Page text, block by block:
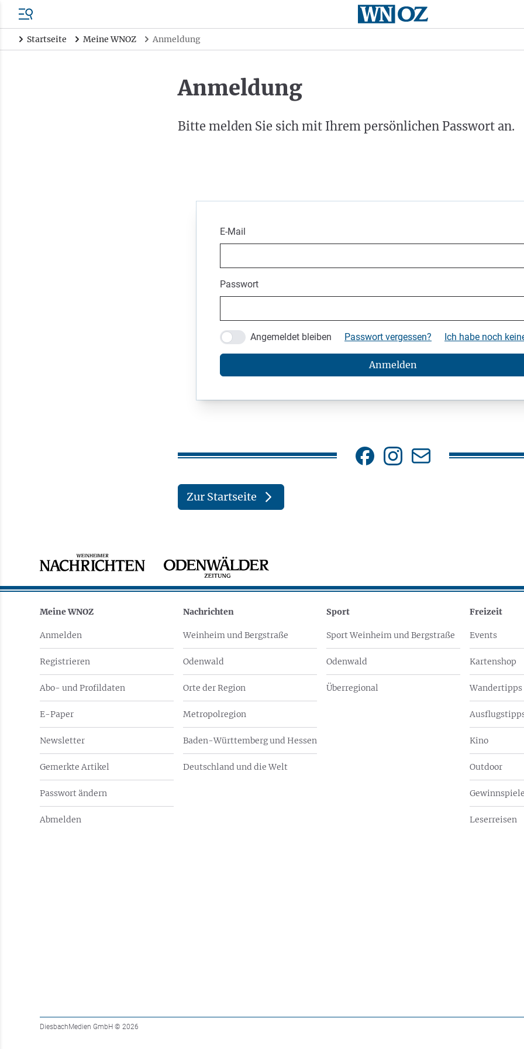
Startseite Meine WNOZ Anmeldung
Anmeldung
Bitte melden Sie sich mit Ihrem persönlichen Passwort an.
E-Mail
Passwort
Angemeldet bleiben Passwort vergessen? Ich habe noch
Anmelden
Zur Startseite
Meine WNOZ
Anmelden
Registrieren
Abo- und Profildaten
E-Paper
Newsletter
Gemerkte Artikel
Passwort ändern
Abmelden
Nachrichten
Weinheim und Bergstraße
Odenwald
Orte der Region
Metropolregion
Baden-Württemberg und Hessen
Deutschland und die Welt
Sport
Sport Weinheim und Bergstraße
Odenwald
Überregional
Freizeit
Events
Kartenshop
Wandertipps
Kino
Outdoor
Gewinnspiele
Leserreisen
DiesbachMedien GmbH © 2026